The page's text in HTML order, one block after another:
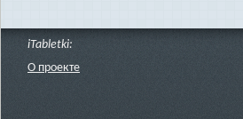
iTabletki:
О проекте